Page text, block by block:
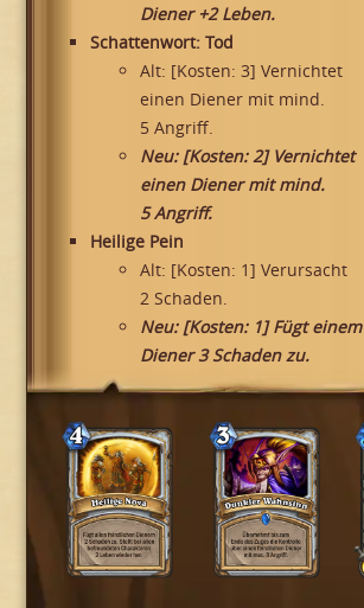
Diener +2 Leben.
Schattenwort: Tod
Alt: [Kosten: 3] Vernichtet
einen Diener mit mind.
5 Angriff.
Neu: [Kosten: 2] Vernichtet
einen Diener mit mind.
5 Angriff.
Heilige Pein
Alt: [Kosten: 1] Verursacht
2 Schaden.
Neu: [Kosten: 1] Fügt einem
Diener 3 Schaden zu.